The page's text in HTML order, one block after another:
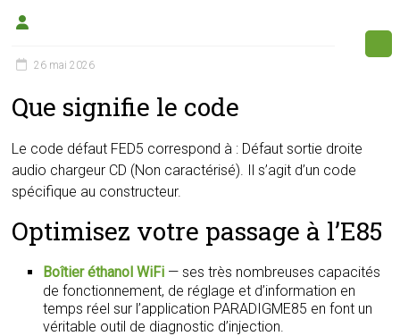
26 mai 2026
Que signifie le code
Le code défaut FED5 correspond à : Défaut sortie droite
audio chargeur CD (Non caractérisé). Il s’agit d’un code
spécifique au constructeur.
Optimisez votre passage à l’E85
Boîtier éthanol WiFi — ses très nombreuses capacités
de fonctionnement, de réglage et d’information en
temps réel sur l’application PARADIGME85 en font un
véritable outil de diagnostic d’injection.